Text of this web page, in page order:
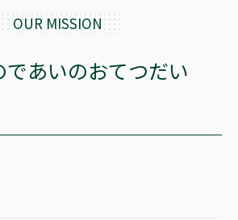
OUR MISSION
であいのおてつだい